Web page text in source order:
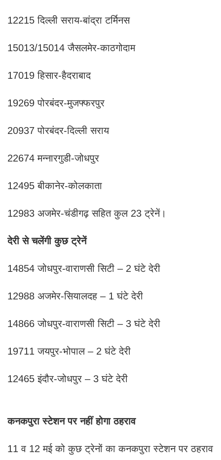
12215 दिल्ली सराय-बांद्रा टर्मिनस
15013/15014 जैसलमेर-काठगोदाम
17019 हिसार-हैदराबाद
19269 पोरबंदर-मुजफ्फरपुर
20937 पोरबंदर-दिल्ली सराय
22674 मन्नारगुडी-जोधपुर
12495 बीकानेर-कोलकाता
12983 अजमेर-चंडीगढ़ सहित कुल 23 ट्रेनें।
देरी से चलेंगी कुछ ट्रेनें
14854 जोधपुर-वाराणसी सिटी – 2 घंटे देरी
12988 अजमेर-सियालदह – 1 घंटे देरी
14866 जोधपुर-वाराणसी सिटी – 3 घंटे देरी
19711 जयपुर-भोपाल – 2 घंटे देरी
12465 इंदौर-जोधपुर – 3 घंटे देरी
कनकपुरा स्टेशन पर नहीं होगा ठहराव
11 व 12 मई को कुछ ट्रेनों का कनकपुरा स्टेशन पर ठहराव